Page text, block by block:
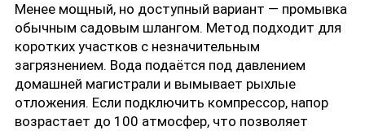
Менее мощный, но доступный вариант — промывка
обычным садовым шлангом. Метод подходит для
коротких участков с незначительным
загрязнением. Вода подаётся под давлением
домашней магистрали и вымывает рыхлые
отложения. Если подключить компрессор, напор
возрастает до 100 атмосфер, что позволяет